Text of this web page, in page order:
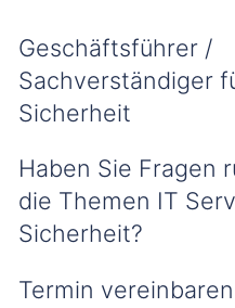
Geschäftsführer /
Sachverständiger
Sicherheit
Haben Sie Fragen
die Themen IT
Sicherheit?
Termin vereinbaren